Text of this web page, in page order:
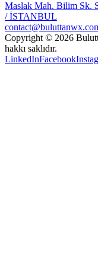
Maslak Mah. Bilim Sk.
/ İSTANBUL
Copyright © 2026
hakkı saklıdır.
LinkedInFacebook